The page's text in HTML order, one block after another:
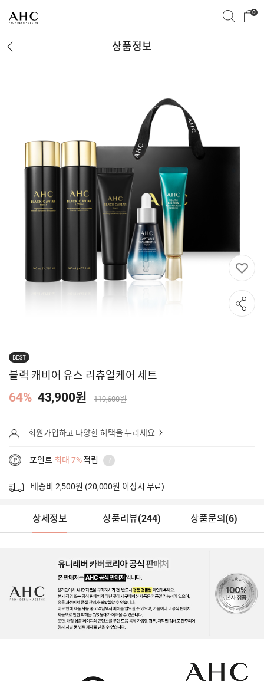
0
상품정보
BEST
블랙 캐비어 유스 리츄얼케어 세트
64% 43,900원 119,600원
회원가입하고 다양한 혜택을 누리세요
포인트 최대 7%적립
배송비 2,500원 (20,000원 이상시 무료)
상세정보 상품리뷰(244) 상품문의 (6)